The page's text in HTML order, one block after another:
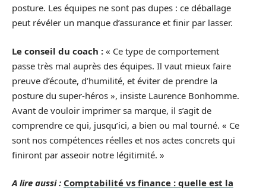
posture. Les équipes ne sont pas dupes : ce déballage
peut révéler un manque d’assurance et finir par lasser.
Le conseil du coach : « Ce type de comportement
passe très mal auprès des équipes. Il vaut mieux faire
preuve d’écoute, d’humilité, et éviter de prendre la
posture du super-héros », insiste Laurence Bonhomme.
Avant de vouloir imprimer sa marque, il s’agit de
comprendre ce qui, jusqu’ici, a bien ou mal tourné. « Ce
sont nos compétences réelles et nos actes concrets qui
finiront par asseoir notre légitimité. »
A lire aussi : Comptabilité vs finance : quelle est la